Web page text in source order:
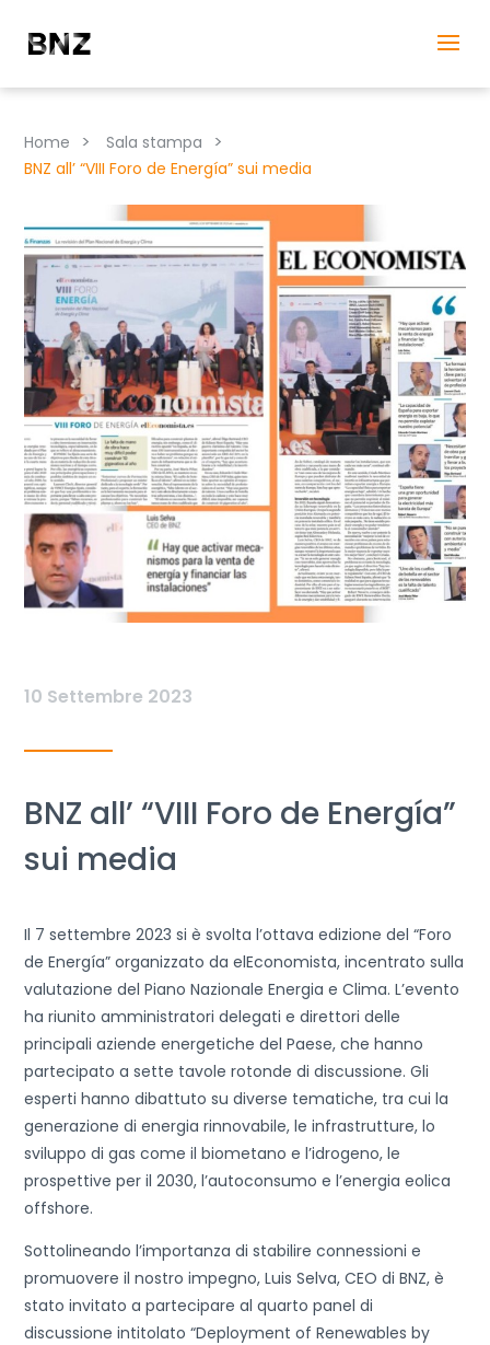
Home > Sala stampa >
BNZ all’ “VIII Foro de Energía” sui media
10 Settembre 2023
BNZ all’ “VIII Foro de Energía”
sui media
Il 7 settembre 2023 si è svolta l’ottava edizione del “Foro
de Energía” organizzato da elEconomista, incentrato sulla
valutazione del Piano Nazionale Energia e Clima. L’evento
ha riunito amministratori delegati e direttori delle
principali aziende energetiche del Paese, che hanno
partecipato a sette tavole rotonde di discussione. Gli
esperti hanno dibattuto su diverse tematiche, tra cui la
generazione di energia rinnovabile, le infrastrutture, lo
sviluppo di gas come il biometano e l’idrogeno, le
prospettive per il 2030, l’autoconsumo e l’energia eolica
offshore.
Sottolineando l’importanza di stabilire connessioni e
promuovere il nostro impegno, Luis Selva, CEO di BNZ, è
stato invitato a partecipare al quarto panel di
discussione intitolato “Deployment of Renewables by